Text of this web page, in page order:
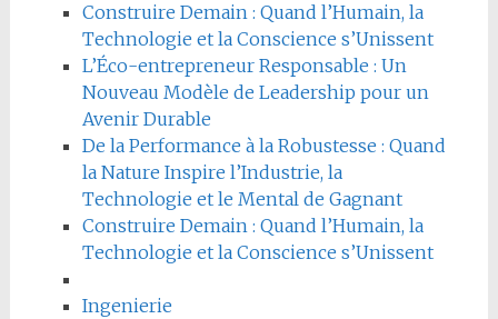
Construire Demain : Quand l’Humain, la
Technologie et la Conscience s’Unissent
L’Éco-entrepreneur Responsable : Un
Nouveau Modèle de Leadership pour un
Avenir Durable
De la Performance à la Robustesse : Quand
la Nature Inspire l’Industrie, la
Technologie et le Mental de Gagnant
Construire Demain : Quand l’Humain, la
Technologie et la Conscience s’Unissent
Ingenierie